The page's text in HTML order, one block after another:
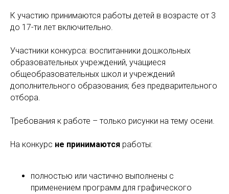
К участию принимаются работы детей в возрасте от 3
до 17-ти лет включительно.
Участники конкурса: воспитанники дошкольных
образовательных учреждений, учащиеся
общеобразовательных школ и учреждений
дополнительного образования; без предварительного
отбора.
Требования к работе – только рисунки на тему осени.
На конкурс не принимаются работы:
полностью или частично выполнены с
применением программ для графического